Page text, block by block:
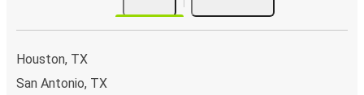
Houston, TX
San Antonio, TX